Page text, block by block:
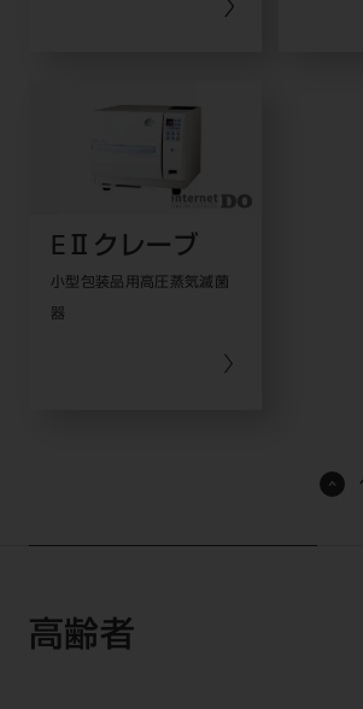
EⅡクレーブ
小型包装品用高圧蒸気滅菌
器
高齢者